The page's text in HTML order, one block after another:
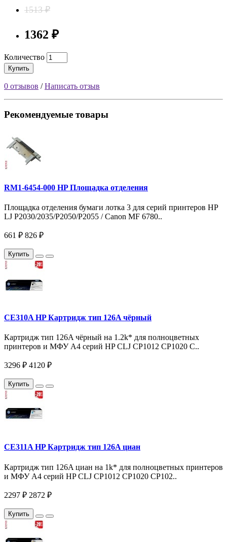
1513 ₽
1362 ₽
Количество
Купить
0 отзывов /Написать отзыв
Рекомендуемые товары
RM1-6454-000 HP Площадка отделения
Площадка отделения бумаги лотка 3 для серий принтеров HP
LJ P2030/2035/P2050/P2055 / Canon MF 6780..
661 ₽ 826 ₽
Купить
CE310A HP Картридж тип 126A чёрный
Картридж тип 126A чёрный на 1.2k* для полноцветных
принтеров и МФУ A4 серий HP CLJ CP1012 CP1020 C..
3296 ₽ 4120 ₽
Купить
CE311A HP Картридж тип 126A циан
Картридж тип 126A циан на 1k* для полноцветных принтеров
и МФУ A4 серий HP CLJ CP1012 CP1020 CP102..
2297 ₽ 2872 ₽
Купить